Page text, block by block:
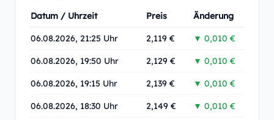
Datum / Uhrzeit
Preis Änderung
06.08.2026, 21:25 Uhr 2,119 € ▼ 0,010 €
06.08.2026, 19:50 Uhr 2,129 € ▼ 0,010 €
06.08.2026, 19:15 Uhr 2,139 € ▼ 0,010 €
06.08.2026, 18:30 Uhr 2,149 € ▼ 0,010 €